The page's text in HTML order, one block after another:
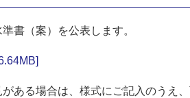
書（案）を公表します。
ある場合は、様式にご記入のうえ